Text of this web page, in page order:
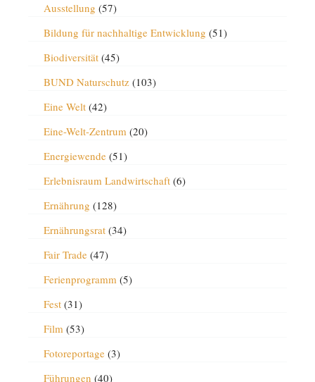
Ausstellung (57)
Bildung für nachhaltige Entwicklung (51)
Biodiversität(45)
BUND Naturschutz(103)
Eine Welt(42)
Eine-Welt-Zentrum(20)
Energiewende(51)
Erlebnisraum Landwirtschaft(6)
Ernährung (128)
Ernährungsrat(34)
Fair Trade(47)
Ferienprogramm(5)
Fest(31)
Film(53)
Fotoreportage(3)
Führungen (40)